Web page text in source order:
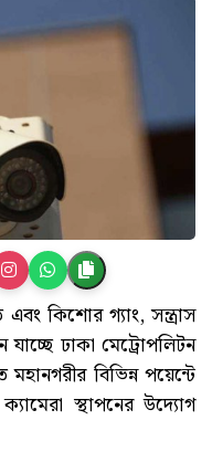
এবং কিশোর গ্যাং, সন্ত্রাস
ঢাকা মেট্রোপলিটন
বিভিন্ন পয়েন্টে
স্থাপনের উদ্যোগ